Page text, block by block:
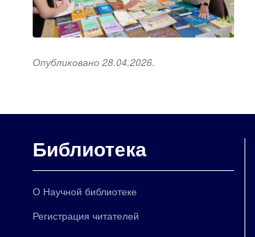
Опубликовано 28.04.2026.
Библиотека
О Научной библиотеке
Регистрация читателей